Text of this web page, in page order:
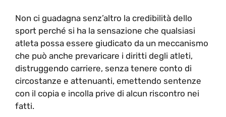
Non ci guadagna senz’altro la credibilità dello
sport perché si ha la sensazione che qualsiasi
atleta possa essere giudicato da un meccanismo
che può anche prevaricare i diritti degli atleti,
distruggendo carriere, senza tenere conto di
circostanze e attenuanti, emettendo sentenze
con il copia e incolla prive di alcun riscontro nei
fatti.